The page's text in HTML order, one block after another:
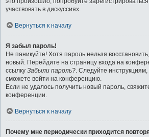
участвовать в дискуссиях.
Вернуться к началу
Я забыл пароль!
Не паникуйте! Хотя пароль нельзя
новый. Перейдите на страницу входа на
ссылку Забыли пароль?. Следуйте
сможете войти на конференцию.
Если не удалось получить новый пароль,
конференции.
Вернуться к началу
Почему мне периодически приходится